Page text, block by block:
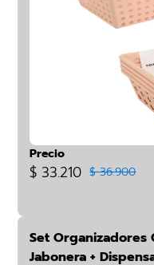
Precio
$ 33.210 $ 36.900
Set Organizadores
Jabonera +